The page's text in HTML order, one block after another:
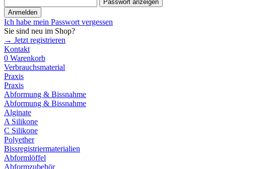
Passwort anzeigen
Anmelden
Ich habe mein Passwort vergessen
Sie sind neu im Shop?
→ Jetzt registrieren
Kontakt
0 Warenkorb
Verbrauchsmaterial
Praxis
Praxis
Abformung & Bissnahme
Abformung & Bissnahme
Alginate
A Silikone
C Silikone
Polyether
Bissregistriermaterialien
Abformlöffel
Abformzubehör